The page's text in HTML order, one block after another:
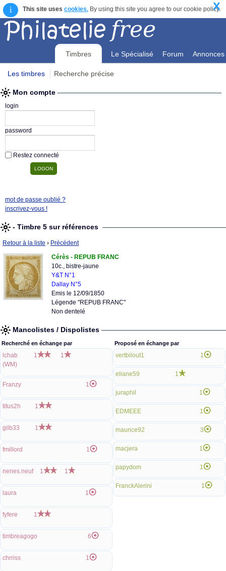
i This site uses cookies.By using this site you agree to our cookie policy.
X
Timbres Le Spécialisé Forum Annonces
Les timbres Recherche précise
Mon compte
login
password
Restez connecté
mot de passe oublié ?
inscrivez-vous !
- Timbre 5 sur références
Retour à la liste › Précédent
Cérès - REPUB FRANC
10c., bistre-jaune
Y&T N°1
Dallay N°5
Emis le 12/09/1850
Légende "REPUB FRANC"
Non dentelé
Mancolistes / Dispolistes
Recherché en échange par
lchab
(WM)
1 1
Franzy 1
titus2h 1
gilb33 1
fmillord 1
nenes.neuf 1 1
laura 1
fyfere 1
timbreagogo 6
chrriss 1
Proposé en échange par
vertbilout1 1
eliane59 1
juraphil 1
EDMEEE 1
maurice92 3
macjera 1
papydom 1
FranckAlerini 1